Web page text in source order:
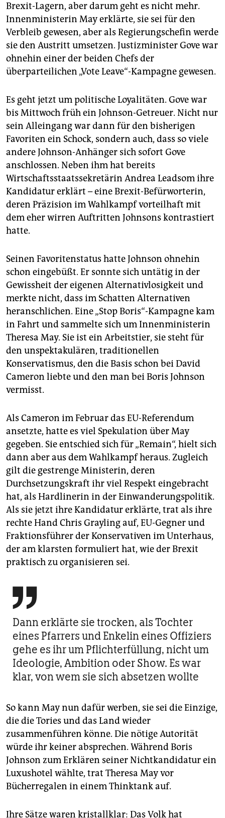
Brexit-Lagern, aber darum geht es nicht mehr.
Innenministerin May erklärte, sie sei für den
Verbleib gewesen, aber als Regierungschefin werde
sie den Austritt umsetzen. Justizminister Gove war
ohnehin einer der beiden Chefs der
überparteilichen „Vote Leave“-Kampagne gewesen.
Es geht jetzt um politische Loyalitäten. Gove war
bis Mittwoch früh ein Johnson-Getreuer. Nicht nur
sein Alleingang war dann für den bisherigen
Favoriten ein Schock, sondern auch, dass so viele
andere Johnson-Anhänger sich sofort Gove
anschlossen. Neben ihm hat bereits
Wirtschaftsstaatssekretärin Andrea Leadsom ihre
Kandidatur erklärt – eine Brexit-Befürworterin,
deren Präzision im Wahlkampf vorteilhaft mit
dem eher wirren Auftritten Johnsons kontrastiert
hatte.
Seinen Favoritenstatus hatte Johnson ohnehin
schon eingebüßt. Er sonnte sich untätig in der
Gewissheit der eigenen Alternativlosigkeit und
merkte nicht, dass im Schatten Alternativen
heranschlichen. Eine „Stop Boris“-Kampagne kam
in Fahrt und sammelte sich um Innenministerin
Theresa May. Sie ist ein Arbeitstier, sie steht für
den unspektakulären, traditionellen
Konservatismus, den die Basis schon bei David
Cameron liebte und den man bei Boris Johnson
vermisst.
Als Cameron im Februar das EU-Referendum
ansetzte, hatte es viel Spekulation über May
gegeben. Sie entschied sich für „Remain“, hielt sich
dann aber aus dem Wahlkampf heraus. Zugleich
gilt die gestrenge Ministerin, deren
Durchsetzungskraft ihr viel Respekt eingebracht
hat, als Hardlinerin in der Einwanderungspolitik.
Als sie jetzt ihre Kandidatur erklärte, trat als ihre
rechte Hand Chris Grayling auf, EU-Gegner und
Fraktionsführer der Konservativen im Unterhaus,
der am klarsten formuliert hat, wie der Brexit
praktisch zu organisieren sei.

Dann erklärte sie trocken, als Tochter
eines Pfarrers und Enkelin eines Offiziers
gehe es ihr um Pflichterfüllung, nicht um
Ideologie, Ambition oder Show. Es war
klar, von wem sie sich absetzen wollte
So kann May nun dafür werben, sie sei die Einzige,
die die Tories und das Land wieder
zusammenführen könne. Die nötige Autorität
würde ihr keiner absprechen. Während Boris
Johnson zum Erklären seiner Nichtkandidatur ein
Luxushotel wählte, trat Theresa May vor
Bücherregalen in einem Thinktank auf.
Ihre Sätze waren kristallklar: Das Volk hat